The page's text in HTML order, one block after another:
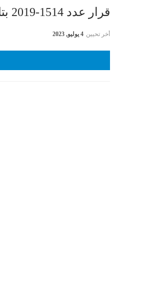
قرار عدد 1514-2019 بتاريخ 2019/03/17
أخر تحيين 4 يوليو, 2023